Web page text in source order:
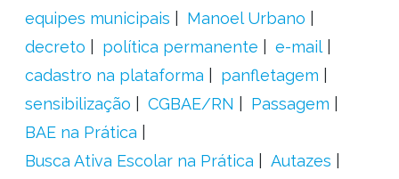
equipes municipais
Manoel Urbano
decreto
política permanente
e-mail
cadastro na plataforma
panfletagem
sensibilização
CGBAE/RN
Passagem
BAE na Prática
Busca Ativa Escolar na Prática
Autazes